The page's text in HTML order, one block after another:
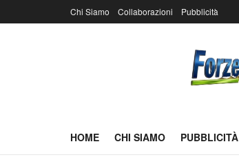
Chi Siamo Collaborazioni Pubblicità
HOME CHI SIAMO PUBBLICITÀ